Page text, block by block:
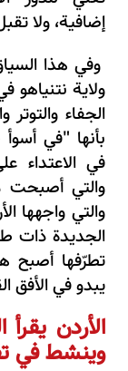
إضافية، ولا
وفي هذا
الجفاء
بأنها "في
في الاعتداء
والتي أصبحت
والتي واجهها
الجديدة ذات
تطرّفها أصبح
يبدو في الأفق
الأردن
وينشط في